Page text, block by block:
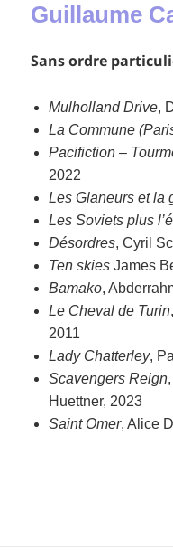
Guillaume
Sans ordre
Mulholland Drive,
La Commune
Pacifiction –
2022
Les Glaneurs et la
Les Soviets plus
Désordres, Cyril
Ten skies James
Bamako,
Le Cheval de Turin
2011
Lady Chatterley,
Scavengers Reign
Huettner, 2023
Saint Omer, Alice